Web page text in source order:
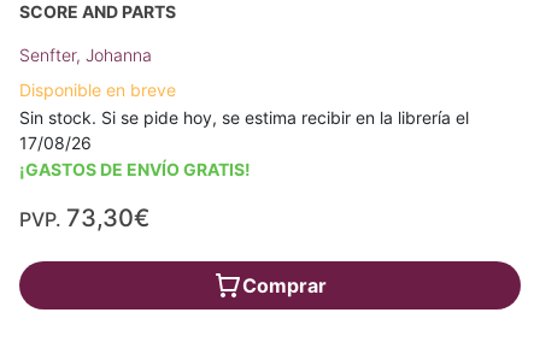
SCORE AND PARTS
Senfter, Johanna
Disponible en breve
Sin stock. Si se pide hoy, se estima recibir en la librería el
17/08/26
¡GASTOS DE ENVÍO GRATIS!
PVP. 73,30€
Comprar